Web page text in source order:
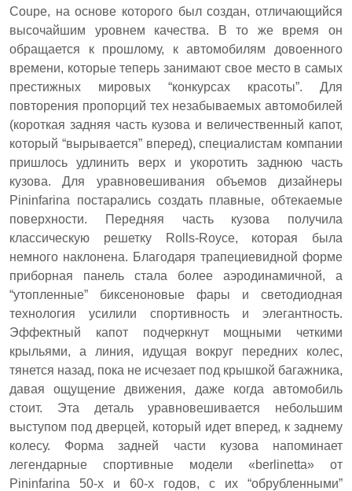
Coupe, на основе которого был создан, отличающийся
высочайшим уровнем качества. В то же время он
обращается к прошлому, к автомобилям довоенного
времени, которые теперь занимают свое место в самых
престижных мировых “конкурсах красоты”. Для
повторения пропорций тех незабываемых автомобилей
(короткая задняя часть кузова и величественный капот,
который “вырывается” вперед), специалистам компании
пришлось удлинить верх и укоротить заднюю часть
кузова. Для уравновешивания объемов дизайнеры
Pininfarina постарались создать плавные, обтекаемые
поверхности. Передняя часть кузова получила
классическую решетку Rolls-Royce, которая была
немного наклонена. Благодаря трапециевидной форме
приборная панель стала более аэродинамичной, а
“утопленные” биксеноновые фары и светодиодная
технология усилили спортивность и элегантность.
Эффектный капот подчеркнут мощными четкими
крыльями, а линия, идущая вокруг передних колес,
тянется назад, пока не исчезает под крышкой багажника,
давая ощущение движения, даже когда автомобиль
стоит. Эта деталь уравновешивается небольшим
выступом под дверцей, который идет вперед, к заднему
колесу. Форма задней части кузова напоминает
легендарные спортивные модели «berlinetta» от
Pininfarina 50-х и 60-х годов, с их “обрубленными”